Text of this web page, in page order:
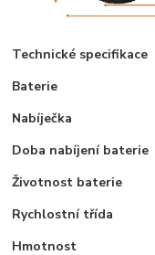
Technické specifikace
Baterie
Nabíječka
Doba nabíjení baterie
Životnost baterie
Rychlostní třída
Hmotnost